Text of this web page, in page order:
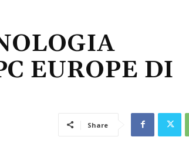
EUROPE DI
Share